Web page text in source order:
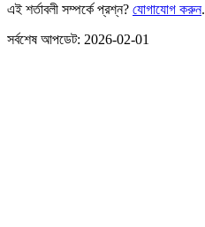
এই শর্তাবলী সম্পর্কে প্রশ্ন? যোগাযোগ করুন.
সর্বশেষ আপডেট: 2026-02-01